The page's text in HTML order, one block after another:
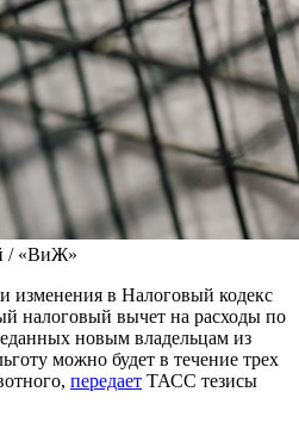
/ «ВиЖ»
изменения в Налоговый кодекс
налоговый вычет на расходы по
новым владельцам из
можно будет в течение трех
передает ТАСС тезисы